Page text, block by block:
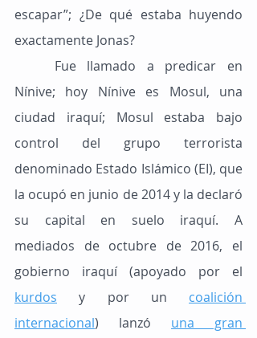
escapar”; ¿De qué estaba huyendo
exactamente Jonas?
Nínive; hoy Nínive es Mosul, una
ciudad iraquí; Mosul estaba bajo
control del grupo terrorista
denominado Estado Islámico (EI), que
la ocupó en junio de 2014 y la declaró
su capital en suelo iraquí. A
mediados de octubre de 2016, el
kurdos y por un coalición
internacional) lanzó una gran